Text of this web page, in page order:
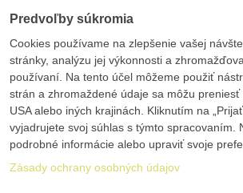
Predvoľby súkromia
Cookies používame na zlepšenie vašej
stránky, analýzu jej výkonnosti a
používaní. Na tento účel môžeme použiť
strán a zhromaždené údaje sa môžu preniesť
USA alebo iných krajinách. Kliknutím na
vyjadrujete svoj súhlas s týmto spracovaním.
podrobné informácie alebo upraviť svoje
Zásady ochrany osobných údajov